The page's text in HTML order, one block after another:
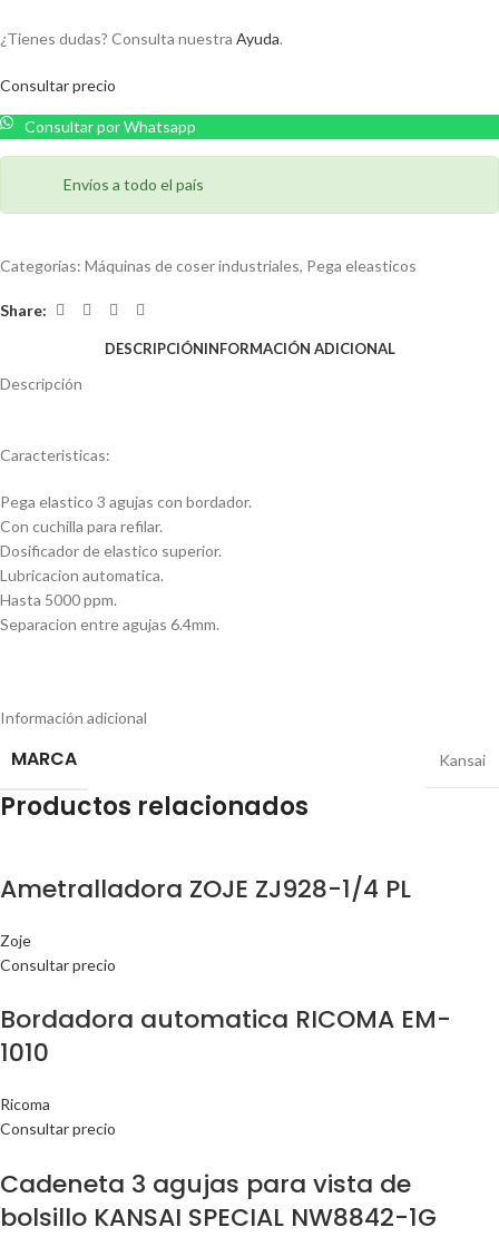
¿Tienes dudas? Consulta nuestra Ayuda.
Consultar precio
Consultar por Whatsapp
Envíos a todo el país
Categorías: Máquinas de coser industriales, Pega eleasticos
Share:
DESCRIPCIÓNINFORMACIÓN ADICIONAL
Descripción
Caracteristicas:
Pega elastico 3 agujas con bordador.
Con cuchilla para refilar.
Dosificador de elastico superior.
Lubricacion automatica.
Hasta 5000 ppm.
Separacion entre agujas 6.4mm.
Información adicional
MARCA Kansai
Productos relacionados
Ametralladora ZOJE ZJ928-1/4 PL
Zoje
Consultar precio
Bordadora automatica RICOMA EM-
1010
Ricoma
Consultar precio
Cadeneta 3 agujas para vista de
bolsillo KANSAI SPECIAL NW8842-1G